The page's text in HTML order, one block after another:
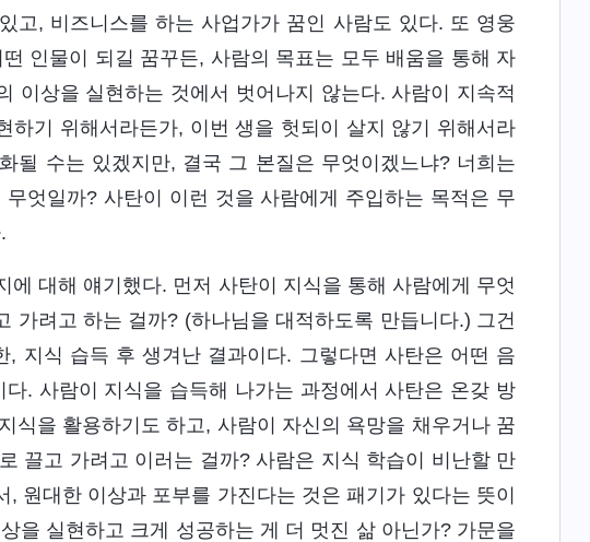
고, 비즈니스를 하는 사업가가 꿈인 사람도 있다. 또 영웅
인물이 되길 꿈꾸든, 사람의 목표는 모두 배움을 통해 자
이상을 실현하는 것에서 벗어나지 않는다. 사람이 지속적
하기 위해서라든가, 이번 생을 헛되이 살지 않기 위해서라
될 수는 있겠지만, 결국 그 본질은 무엇이겠느냐? 너희는
엇일까? 사탄이 이런 것을 사람에게 주입하는 목적은 무
대해 얘기했다. 먼저 사탄이 지식을 통해 사람에게 무엇
가려고 하는 걸까? (하나님을 대적하도록 만듭니다.) 그건
지식 습득 후 생겨난 결과이다. 그렇다면 사탄은 어떤 음
. 사람이 지식을 습득해 나가는 과정에서 사탄은 온갖 방
식을 활용하기도 하고, 사람이 자신의 욕망을 채우거나 꿈
끌고 가려고 이러는 걸까? 사람은 지식 학습이 비난할 만
원대한 이상과 포부를 가진다는 것은 패기가 있다는 뜻이
을 실현하고 크게 성공하는 게 더 멋진 삶 아닌가? 가문을